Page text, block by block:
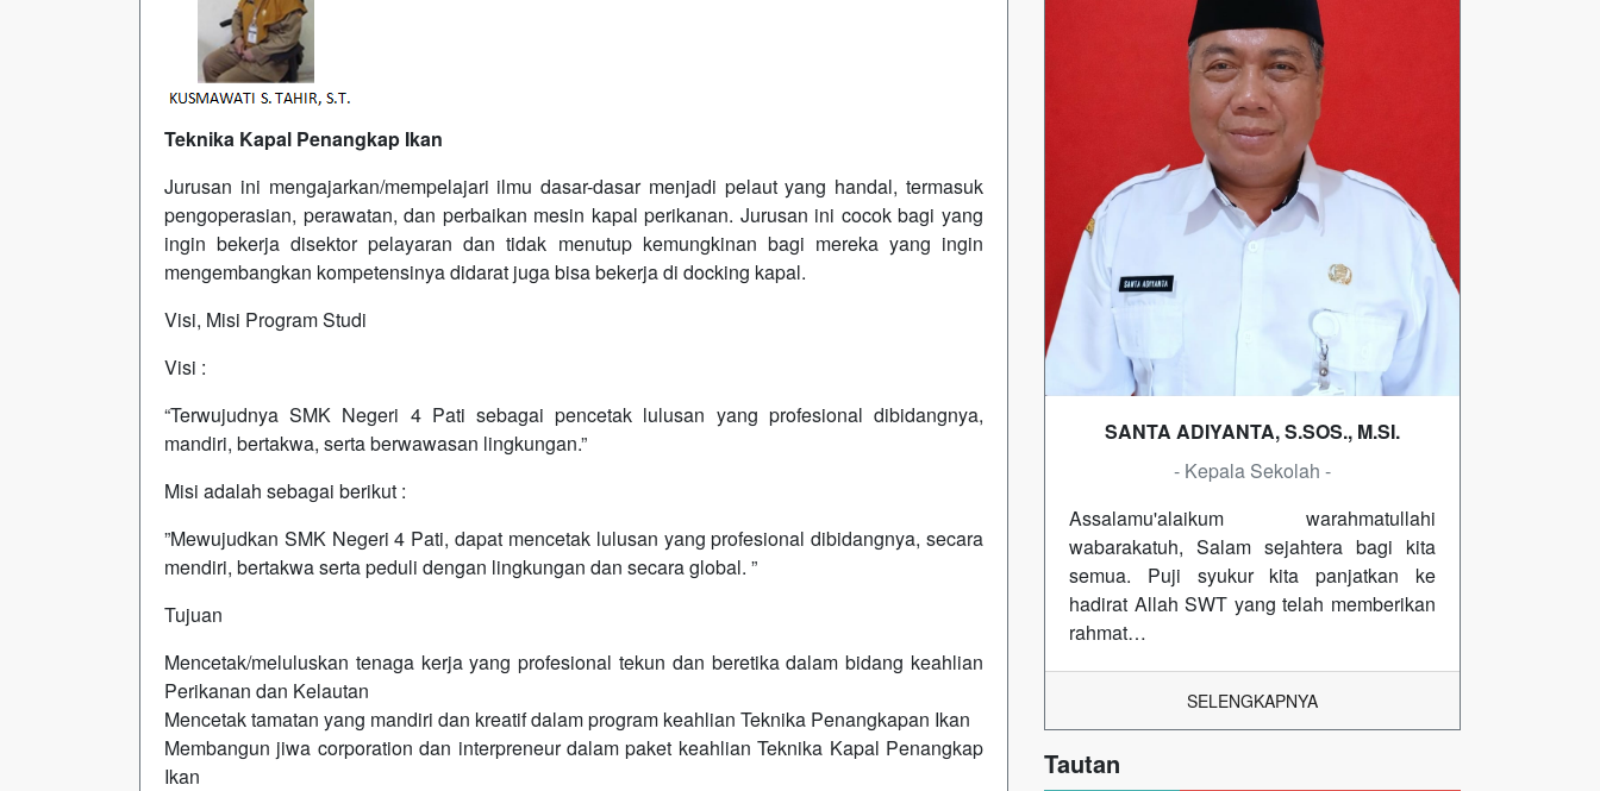
Teknika Kapal Penangkap Ikan
Jurusan ini mengajarkan/mempelajari ilmu dasar-dasar menjadi pelaut yang handal, termasuk
pengoperasian, perawatan, dan perbaikan mesin kapal perikanan. Jurusan ini cocok bagi yang
ingin bekerja disektor pelayaran dan tidak menutup kemungkinan bagi mereka yang ingin
mengembangkan kompetensinya didarat juga bisa bekerja di docking kapal.
Visi, Misi Program Studi
Visi :
“Terwujudnya SMK Negeri 4 Pati sebagai pencetak lulusan yang profesional dibidangnya,
mandiri, bertakwa, serta berwawasan lingkungan.”
Misi adalah sebagai berikut :
”Mewujudkan SMK Negeri 4 Pati, dapat mencetak lulusan yang profesional dibidangnya, secara
mendiri, bertakwa serta peduli dengan lingkungan dan secara global. ”
Tujuan
Mencetak/meluluskan tenaga kerja yang profesional tekun dan beretika dalam bidang keahlian
Perikanan dan Kelautan
Mencetak tamatan yang mandiri dan kreatif dalam program keahlian Teknika Penangkapan Ikan
Membangun jiwa corporation dan interpreneur dalam paket keahlian Teknika Kapal Penangkap
Ikan
SANTA ADIYANTA, S.SOS., M.SI.
- Kepala Sekolah -
Assalamu'alaikum warahmatullahi
wabarakatuh, Salam sejahtera bagi kita
semua. Puji syukur kita panjatkan ke
hadirat Allah SWT yang telah memberikan
rahmat…
SELENGKAPNYA
Tautan